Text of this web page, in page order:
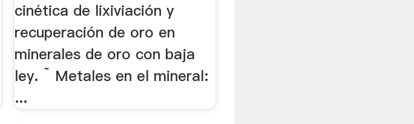
cinética de lixiviación y
recuperación de oro en
minerales de oro con baja
ley. ˜ Metales en el mineral:
...